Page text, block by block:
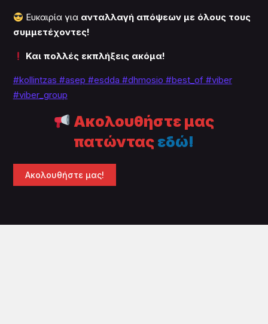
Ευκαιρία για ανταλλαγή απόψεων με όλους τους
συμμετέχοντες!
Και πολλές εκπλήξεις ακόμα!
#kollintzas #asep #esdda #dhmosio #best_of#viber
#viber_group
Ακολουθήστε μας
πατώντας εδώ!
Ακολουθήστε μας!